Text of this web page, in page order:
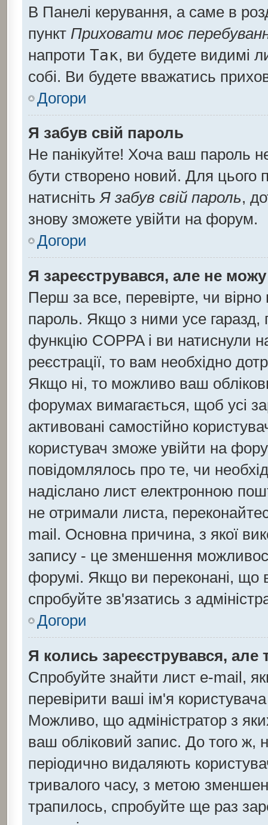
В Панелі керування, а саме в
пункт Приховати моє
напроти Так, ви будете видимі
собі. Ви будете вважатись
Догори
Я забув свій пароль
Не панікуйте! Хоча ваш пароль
бути створено новий. Для цього
натиснітьЯ забув свій пароль,
знову зможете увійти на форум.
Догори
Я зареєструвався, але не
Перш за все, перевірте, чи
пароль. Якщо з ними усе
функцію COPPA і ви натиснули
реєстрації, то вам необхідно
Якщо ні, то можливо ваш
форумах вимагається, щоб усі
активовані самостійно
користувач зможе увійти на
повідомлялось про те, чи
надіслано лист електронною
не отримали листа,
mail. Основна причина, з якої
запису - це зменшення
форумі. Якщо ви переконані, що
спробуйте зв'язатись з
Догори
Я колись зареєструвався,
Спробуйте знайти лист e-mail,
перевірити ваші ім'я
Можливо, що адміністратор з
ваш обліковий запис. До того ж,
періодично видаляють
тривалого часу, з метою
трапилось, спробуйте ще раз